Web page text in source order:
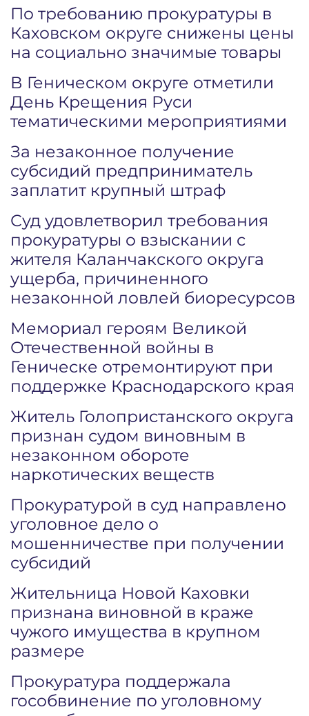
По требованию прокуратуры в
Каховском округе снижены цены
на социально значимые товары
В Геническом округе отметили
День Крещения Руси
тематическими мероприятиями
За незаконное получение
субсидий предприниматель
заплатит крупный штраф
Суд удовлетворил требования
прокуратуры о взыскании с
жителя Каланчакского округа
ущерба, причиненного
незаконной ловлей биоресурсов
Мемориал героям Великой
Отечественной войны в
Геническе отремонтируют при
поддержке Краснодарского края
Житель Голопристанского округа
признан судом виновным в
незаконном обороте
наркотических веществ
Прокуратурой в суд направлено
уголовное дело о
мошенничестве при получении
субсидий
Жительница Новой Каховки
признана виновной в краже
чужого имущества в крупном
размере
Прокуратура поддержала
гособвинение по уголовному